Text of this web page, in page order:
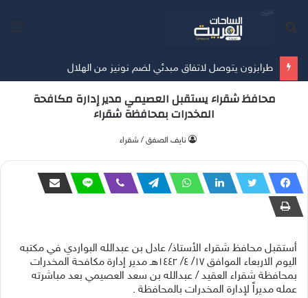
طرابزون يتوصل لاتفاق مبدئي لضم نونيز من الهلال
محافظ شقراء يستقبل العصيمي مدير إدارة مكافحة
المخدرات بمحافظة شقراء
‫نايف الصفق / شقراء
أستقبل محافظ شقراء الأستاذ/ عادل بن عبدالله البواردي في مكتبه
اليوم الاربعاء الموافق ١٧/ ٤/ ١٤٤٢هـ مدير إدارة مكافحة المخدرات
بمحافظة شقراء العقيد / عبدالله بن سعد العصيمي بعد مباشرته
عمله مديراً لإدارة المخدرات بالمحافظة .